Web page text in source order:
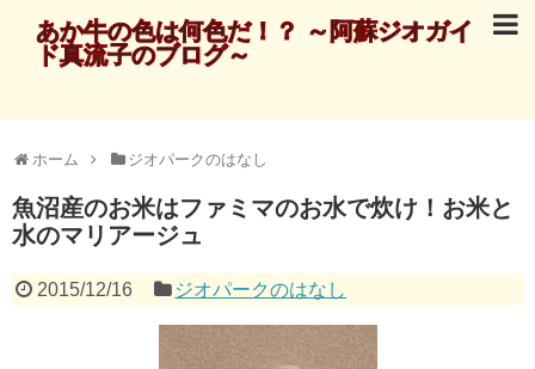
あか牛の色は何色だ！？ ～阿蘇ジオガイ
ド真流子のブログ～
ホーム ジオパークのはなし
魚沼産のお米はファミマのお水で炊け！お米と
水のマリアージュ
2015/12/16 ジオパークのはなし